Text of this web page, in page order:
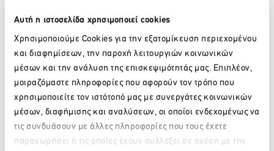
Αυτή η ιστοσελίδα χρησιμοποιεί cookies
Χρησιμοποιούμε Cookies για την εξατομίκευση περιεχομένου
και διαφημίσεων, την παροχή λειτουργιών κοινωνικών
μέσων και την ανάλυση της επισκεψιμότητάς μας. Επιπλέον,
μοιραζόμαστε πληροφορίες που αφορούν τον τρόπο που
χρησιμοποιείτε τον ιστότοπό μας με συνεργάτες κοινωνικών
μέσων, διαφήμισης και αναλύσεων, οι οποίοι ενδεχομένως να
τις συνδυάσουν με άλλες πληροφορίες που τους έχετε
παραχωρήσει ή τις οποίες έχουν συλλέξει σε σχέση με την
στη συνέχεια ένα πλούσιο “λαμπερό”, μοναδικό,
συναρπαστικό πρωινό είναι ο τέλειος τρόπος για να
ξεκινήσετε την πρώτη ημέρα του χρόνου που ξεκινά στις
04:30
Τιμή πρωινού μπουφέ κατ’ άτομο 32€.
Aegean Sea Ballroom:Την ημέρα της Πρωτοχρονιάς στο
brunch του ξενοδοχείου σας περιμένουν τα πιο γευστικά
και πιο εντυπωσιακά εδέσματα με μελωδική συνοδεία από
πιάνο, κιθάρα και τραγούδι.